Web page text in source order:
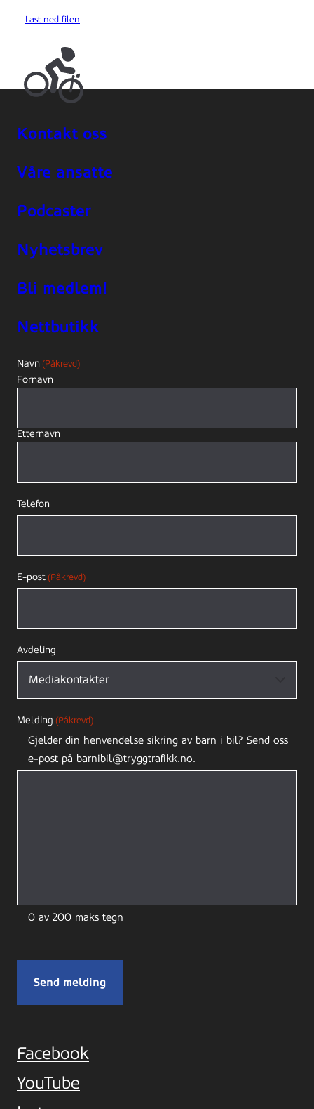
Last ned filen
Kontakt oss
Våre ansatte
Podcaster
Nyhetsbrev
Bli medlem!
Nettbutikk
Navn (Påkrevd)
Fornavn
Etternavn
Telefon
E-post (Påkrevd)
Avdeling
Melding (Påkrevd)
Gjelder din henvendelse sikring av barn i bil? Send oss
e-post på barnibil@tryggtrafikk.no.
0 av 200 maks tegn
Facebook
YouTube